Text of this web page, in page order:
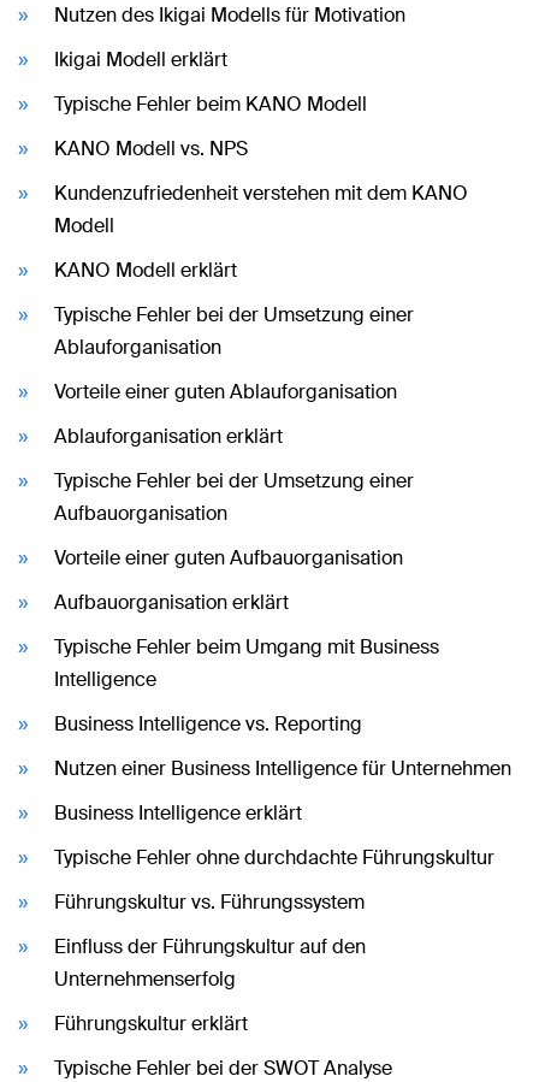
Nutzen des Ikigai Modells für Motivation
Ikigai Modell erklärt
Typische Fehler beim KANO Modell
KANO Modell vs. NPS
Kundenzufriedenheit verstehen mit dem KANO
Modell
KANO Modell erklärt
Typische Fehler bei der Umsetzung einer
Ablauforganisation
Vorteile einer guten Ablauforganisation
Ablauforganisation erklärt
Typische Fehler bei der Umsetzung einer
Aufbauorganisation
Vorteile einer guten Aufbauorganisation
Aufbauorganisation erklärt
Typische Fehler beim Umgang mit Business
Intelligence
Business Intelligence vs. Reporting
Nutzen einer Business Intelligence für Unternehmen
Business Intelligence erklärt
Typische Fehler ohne durchdachte Führungskultur
Führungskultur vs. Führungssystem
Einfluss der Führungskultur auf den
Unternehmenserfolg
Führungskultur erklärt
Typische Fehler bei der SWOT Analyse